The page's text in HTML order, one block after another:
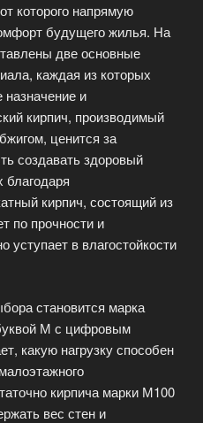
которого напрямую
будущего жилья. На
две основные
каждая из которых
назначение и
кирпич, производимый
ценится за
создавать здоровый
кирпич, состоящий из
по прочности и
уступает в влагостойкости
становится марка
М с цифровым
какую нагрузку способен
кирпича марки М100
вес стен и